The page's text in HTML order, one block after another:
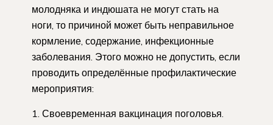
молодняка и индюшата не могут стать на
ноги, то причиной может быть неправильное
кормление, содержание, инфекционные
заболевания. Этого можно не допустить, если
проводить определённые профилактические
мероприятия:
Своевременная вакцинация поголовья.